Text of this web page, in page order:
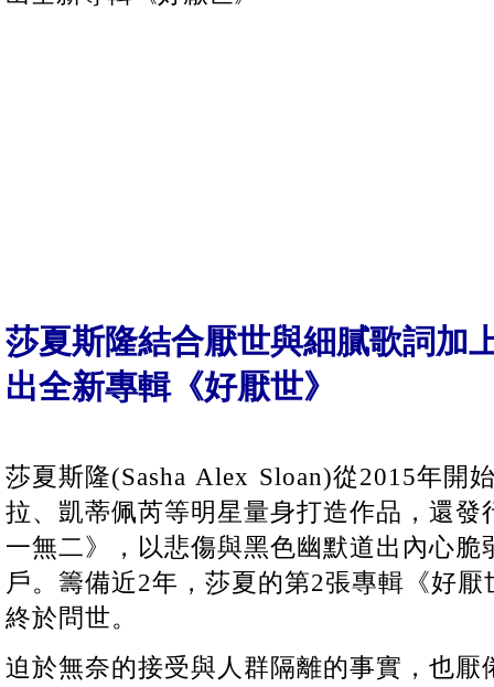
莎夏斯隆結合厭世與細膩歌詞加
出全新專輯《好厭世》
莎夏斯隆(Sasha Alex Sloan)從2015年開
拉、凱蒂佩芮等明星量身打造作品，還發
一無二》，以悲傷與黑色幽默道出內心脆
戶。籌備近2年，莎夏的第2張專輯《好
終於問世。
迫於無奈的接受與人群隔離的事實，也厭